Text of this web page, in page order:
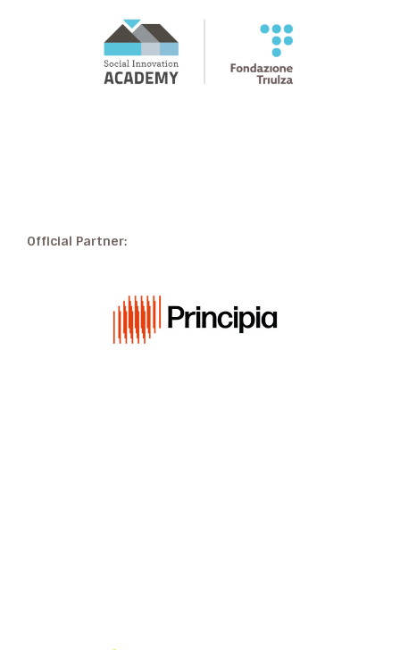
Official Partner: